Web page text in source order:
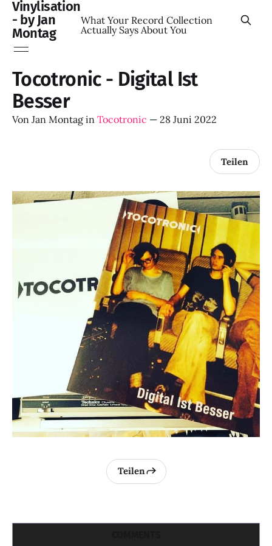
Vinylisation
- by Jan
Montag
What Your Record Collection
Actually Says About You
Tocotronic - Digital Ist
Besser
Von Jan Montag in Tocotronic — 28 Juni 2022
Teilen
Teilen